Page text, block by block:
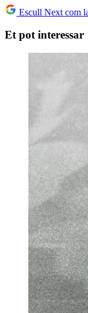
Escull Next com
Et pot interessar